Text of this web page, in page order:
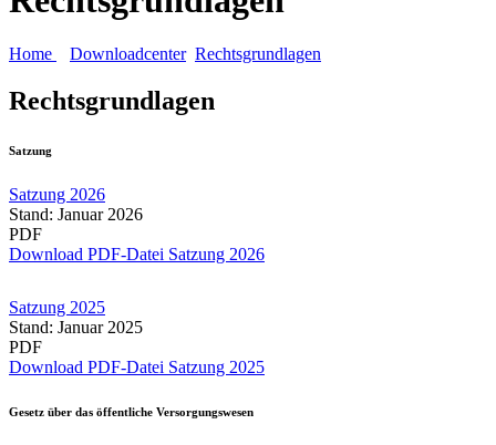
Home Downloadcenter Rechtsgrundlagen
Rechtsgrundlagen
Satzung
Satzung 2026
Stand: Januar 2026
PDF
Download PDF-Datei Satzung 2026
Satzung 2025
Stand: Januar 2025
PDF
Download PDF-Datei Satzung 2025
Gesetz über das öffentliche Versorgungswesen